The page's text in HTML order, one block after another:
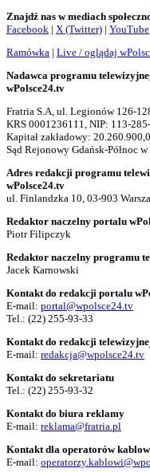
Znajdź nas w mediach
Facebook | X (Twitter) | YouTube
Ramówka | Live / oglądaj
Nadawca programu
wPolsce24.tv
Fratria S.A, ul. Legionów 126-
KRS 0001236111, NIP: 113-
Kapitał zakładowy:
Sąd Rejonowy Gdańsk-Północ
Adres redakcji programu
wPolsce24.tv
ul. Finlandzka 10, 03-903
Redaktor naczelny portalu
Piotr Filipczyk
Redaktor naczelny programu
Jacek Karnowski
Kontakt do redakcji portalu
E-mail: portal@wpolsce24.tv
Tel.: (22) 255-93-33
Kontakt do redakcji
E-mail: redakcja@wpolsce24.tv
Kontakt do sekretariatu
Tel.: (22) 255-93-32
Kontakt do biura reklamy
E-mail: reklama@fratria.pl
Kontakt dla operatorów
E-mail: